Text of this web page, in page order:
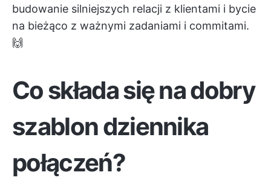
budowanie silniejszych relacji z klientami i bycie
na bieżąco z ważnymi zadaniami i commitami.
🙌
Co składa się na dobry
szablon dziennika
połączeń?